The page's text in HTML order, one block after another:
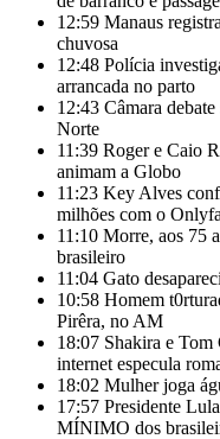
12:59 Manaus
chuvosa
12:48 Polícia
arrancada no parto
12:43 Câmara debate
Norte
11:39 Roger e Caio
animam a Globo
11:23 Key Alves
milhões com o
11:10 Morre, aos 75
brasileiro
11:04 Gato
10:58 Homem
Pirêra, no AM
18:07 Shakira e Tom
internet especula
18:02 Mulher joga
17:57 Presidente
MÍNIMO dos